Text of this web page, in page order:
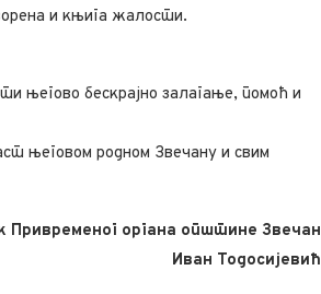
и књига жалости.
његово бескрајно залагање, помоћ и
његовом родном Звечану и свим
Привременог органа општине Звечан
Иван Тодосијевић